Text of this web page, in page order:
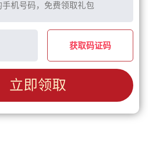
获取码证码
立即领取